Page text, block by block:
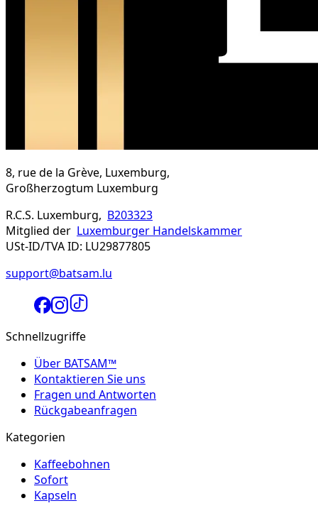
8, rue de la Grève, Luxemburg,
Großherzogtum Luxemburg
R.C.S. Luxemburg, B203323
Mitglied der Luxemburger Handelskammer
USt-ID/TVA ID: LU29877805
support@batsam.lu
Schnellzugriffe
Über BATSAM™
Kontaktieren Sie uns
Fragen und Antworten
Rückgabeanfragen
Kategorien
Kaffeebohnen
Sofort
Kapseln